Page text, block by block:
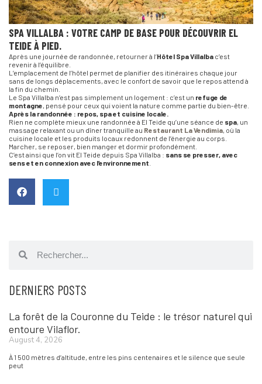
SPA VILLALBA : VOTRE CAMP DE BASE POUR DÉCOUVRIR EL
TEIDE À PIED.
Après une journée de randonnée, retourner à l’Hôtel Spa Villalba c’est
revenir à l’équilibre.
L’emplacement de l’hôtel permet de planifier des itinéraires chaque jour
sans de longs déplacements, avec le confort de savoir que le repos attend à
la fin du chemin.
Le Spa Villalba n’est pas simplement un logement : c’est un refuge de
montagne, pensé pour ceux qui voient la nature comme partie du bien-être.
Après la randonnée : repos, spa et cuisine locale.
Rien ne complète mieux une randonnée à El Teide qu’une séance de spa, un
massage relaxant ou un dîner tranquille au Restaurant La Vendimia, où la
cuisine locale et les produits locaux redonnent de l’énergie au corps.
Marcher, se reposer, bien manger et dormir profondément.
C’est ainsi que l’on vit El Teide depuis Spa Villalba : sans se presser, avec
sens et en connexion avec l’environnement
DERNIERS POSTS
La forêt de la Couronne du Teide : le trésor naturel qui
entoure Vilaflor.
August 4, 2026
À 1 500 mètres d’altitude, entre les pins centenaires et le silence que seule
peut